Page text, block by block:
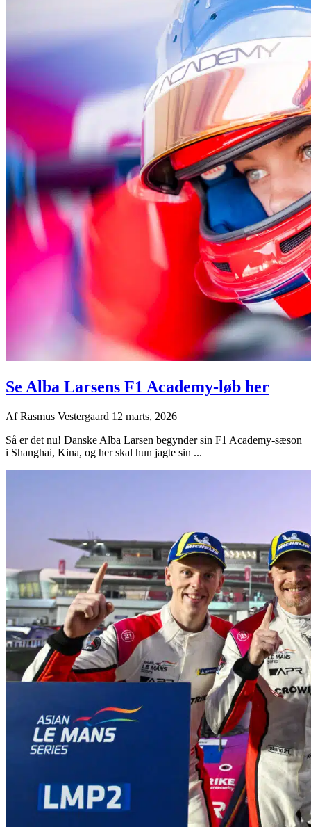
Se Alba Larsens F1 Academy-løb her
AfRasmus Vestergaard 12 marts, 2026
Så er det nu! Danske Alba Larsen begynder sin F1 Academy-sæson
i Shanghai, Kina, og her skal hun jagte sin ...